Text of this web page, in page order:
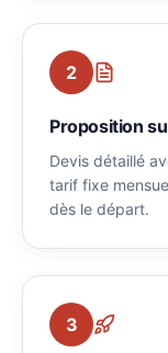
2
Proposition
Devis détaillé
tarif fixe
dès le départ.
3